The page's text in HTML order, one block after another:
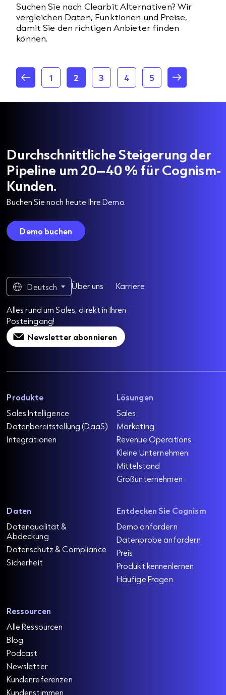
Suchen Sie nach Clearbit Alternativen? Wir
vergleichen Daten, Funktionen und Preise,
damit Sie den richtigen Anbieter finden
können.
1 2 3 4 5
Durchschnittliche Steigerung der
Pipeline um 20–40 % für Cognism-
Kunden.
Buchen Sie noch heute Ihre Demo.
Demo buchen
Deutsch Über uns Karriere
Alles rund um Sales, direkt in Ihren
Posteingang!
Newsletter abonnieren
Produkte
Sales Intelligence
Datenbereitstellung (DaaS)
Integrationen
Lösungen
Sales
Marketing
Revenue Operations
Kleine Unternehmen
Mittelstand
Großunternehmen
Daten
Datenqualität &
Abdeckung
Datenschutz & Compliance
Sicherheit
Entdecken Sie Cognism
Demo anfordern
Datenprobe anfordern
Preis
Produkt kennenlernen
Häufige Fragen
Ressourcen
Alle Ressourcen
Blog
Podcast
Newsletter
Kundenreferenzen
Kundenstimmen